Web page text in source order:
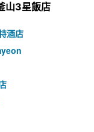
山3星​飯店
酒店